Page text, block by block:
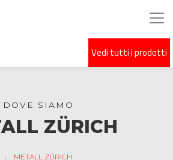
Vedi tutti i prodotti
DOVE SIAMO
ZÜRICH
METALL ZÜRICH